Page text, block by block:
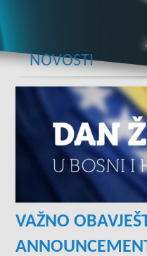
NOVOSTI
VAŽNO